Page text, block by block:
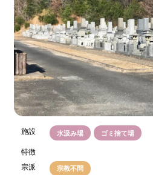
施設 水汲み場 ゴミ捨て場
特徴
宗派
宗教不問